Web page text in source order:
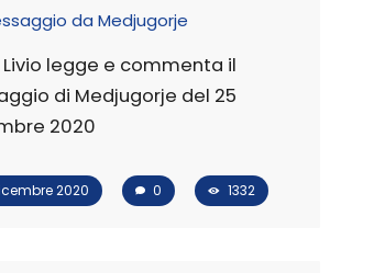
da Medjugorje
Livio legge e commenta il
di Medjugorje del 25
2020
2020 0 1332